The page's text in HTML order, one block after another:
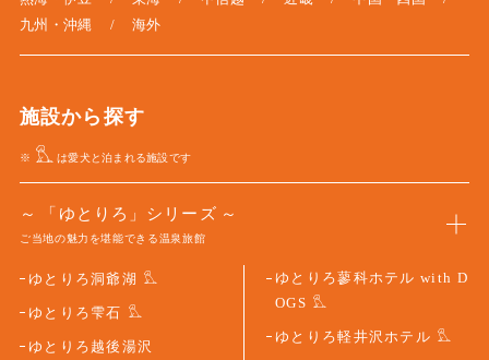
九州・沖縄
海外
施設から探す
※ は愛犬と泊まれる施設です
「ゆとりろ」シリーズ
ご当地の魅力を堪能できる温泉旅館
ゆとりろ洞爺湖
ゆとりろ雫石
ゆとりろ越後湯沢
ゆとりろ蓼科ホテル with D
OGS
ゆとりろ軽井沢ホテル